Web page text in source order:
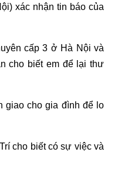
xác nhận tin báo của
cấp 3 ở Hà Nội và
cho biết em để lại thư
giao cho gia đình để lo
cho biết có sự việc và